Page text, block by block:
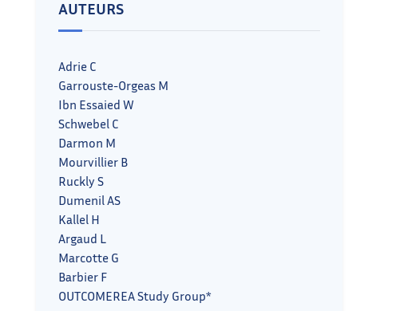
AUTEURS
Adrie C
Garrouste-Orgeas M
Ibn Essaied W
Schwebel C
Darmon M
Mourvillier B
Ruckly S
Dumenil AS
Kallel H
Argaud L
Marcotte G
Barbier F
OUTCOMEREA Study Group*